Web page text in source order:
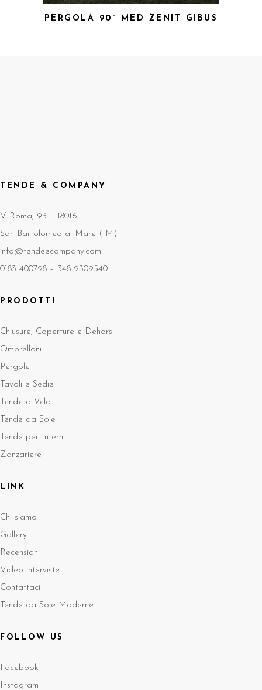
PERGOLA 90° MED ZENIT GIBUS
TENDE & COMPANY
V. Roma, 93 – 18016
San Bartolomeo al Mare (IM)
info@tendeecompany.com
0183 400798 – 348 9309540
PRODOTTI
Chiusure, Coperture e Dehors
Ombrelloni
Pergole
Tavoli e Sedie
Tende a Vela
Tende da Sole
Tende per Interni
Zanzariere
LINK
Chi siamo
Gallery
Recensioni
Video interviste
Contattaci
Tende da Sole Moderne
FOLLOW US
Facebook
Instagram